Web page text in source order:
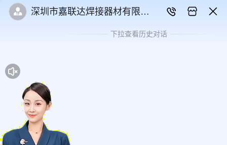
深圳市嘉联达焊接器材有限公
下拉查看历史对话